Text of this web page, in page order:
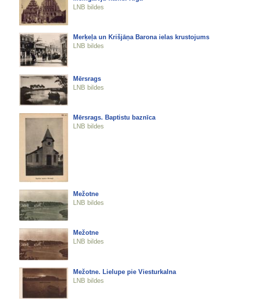
LNB bildes
Merķeļa un Krišjāņa Barona ielas krustojums
LNB bildes
Mērsrags
LNB bildes
Mērsrags. Baptistu baznīca
LNB bildes
Mežotne
LNB bildes
Mežotne
LNB bildes
Mežotne. Lielupe pie Viesturkalna
LNB bildes